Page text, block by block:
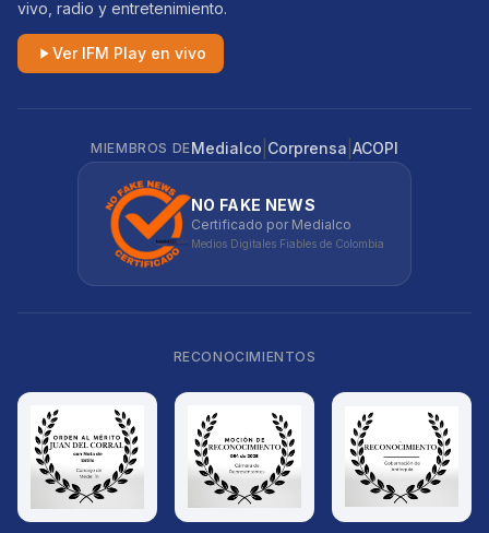
vivo, radio y entretenimiento.
Ver IFM Play en vivo
MIEMBROS DEMedialco Corprensa ACOPI
NO FAKE NEWS
Certificado por Medialco
Medios Digitales Fiables de Colombia
RECONOCIMIENTOS